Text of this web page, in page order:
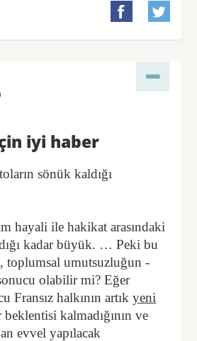
 
iyi haber
sönük kaldığı
hayali ile hakikat arasındaki
kadar büyük. … Peki bu
toplumsal umutsuzluğun -
olabilir mi? Eğer
Fransız halkının artıkyeni
beklentisi kalmadığının ve
evvel yapılacak